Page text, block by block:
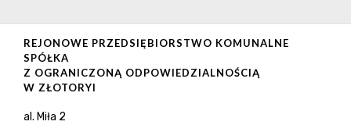
REJONOWE PRZEDSIĘBIORSTWO KOMUNALNE
SPÓŁKA
Z OGRANICZONĄ ODPOWIEDZIALNOŚCIĄ
W ZŁOTORYI
al. Miła 2